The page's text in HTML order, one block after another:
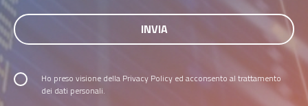
Ho preso visione della Privacy Policy ed acconsento al trattamento
dei dati personali.